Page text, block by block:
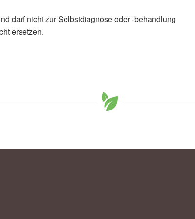
Xiang, Wenqi Liu, et al. : Association of coffee
A prospective cohort study in the UK
darf nicht zur Selbstdiagnose oder -behandlung
ersetzen.